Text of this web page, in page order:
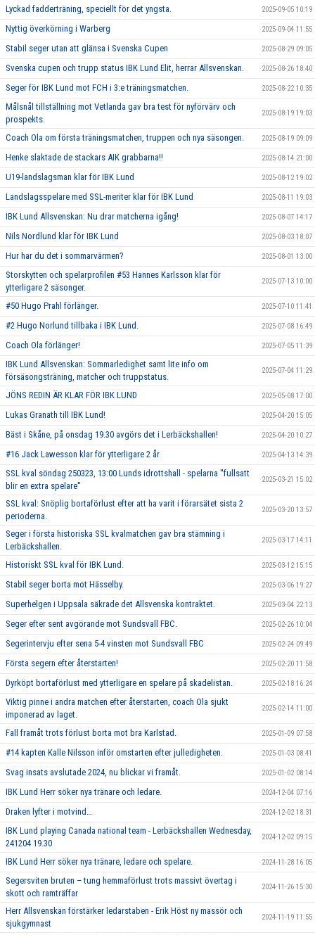
Lyckad fadderträning, speciellt för det yngsta. 2025-09-05 10:19
Nyttig överkörning i Warberg 2025-09-04 11:55
Stabil seger utan att glänsa i Svenska Cupen 2025-08-29 09:05
Svenska cupen och trupp status IBK Lund Elit, herrar Allsvenskan. 2025-08-26 18:40
Seger för IBK Lund mot FCH i 3:e träningsmatchen. 2025-08-22 10:35
Målsnål tillställning mot Vetlanda gav bra test för nyförvärv och
prospekts.
2025-08-19 19:03
Coach Ola om första träningsmatchen, truppen och nya säsongen. 2025-08-19 09:09
Henke slaktade de stackars AIK grabbarna!! 2025-08-14 21:00
U19-landslagsman klar för IBK Lund 2025-08-12 19:02
Landslagsspelare med SSL-meriter klar för IBK Lund 2025-08-11 19:03
IBK Lund Allsvenskan: Nu drar matcherna igång! 2025-08-07 14:17
Nils Nordlund klar för IBK Lund 2025-08-03 18:07
Hur har du det i sommarvärmen? 2025-08-01 13:00
Storskytten och spelarprofilen #53 Hannes Karlsson klar för
ytterligare 2 säsonger.
2025-07-13 10:00
#50 Hugo Prahl förlänger. 2025-07-10 11:41
#2 Hugo Norlund tillbaka i IBK Lund. 2025-07-08 16:49
Coach Ola förlänger! 2025-07-05 11:39
IBK Lund Allsvenskan: Sommarledighet samt lite info om
försäsongsträning, matcher och truppstatus.
2025-07-04 11:29
JÖNS REDIN ÄR KLAR FÖR IBK LUND 2025-05-08 17:00
Lukas Granath till IBK Lund! 2025-04-20 15:05
Bäst i Skåne, på onsdag 19.30 avgörs det i Lerbäckshallen! 2025-04-20 10:27
#16 Jack Lawesson klar för ytterligare 2 år 2025-04-13 14:39
SSL kval söndag 250323, 13:00 Lunds idrottshall - spelarna ''fullsatt
blir en extra spelare''
2025-03-21 15:02
SSL kval: Snöplig bortaförlust efter att ha varit i förarsätet sista 2
perioderna.
2025-03-20 13:57
Seger i första historiska SSL kvalmatchen gav bra stämning i
Lerbäckshallen.
2025-03-17 14:11
Historiskt SSL kval för IBK Lund. 2025-03-12 15:15
Stabil seger borta mot Hässelby. 2025-03-06 19:27
Superhelgen i Uppsala säkrade det Allsvenska kontraktet. 2025-03-04 22:13
Seger efter sent avgörande mot Sundsvall FBC. 2025-02-26 10:04
Segerintervju efter sena 5-4 vinsten mot Sundsvall FBC 2025-02-24 09:49
Första segern efter återstarten! 2025-02-20 11:58
Dyrköpt bortaförlust med ytterligare en spelare på skadelistan. 2025-02-18 16:24
Viktig pinne i andra matchen efter återstarten, coach Ola sjukt
imponerad av laget.
2025-02-14 11:00
Fall framåt trots förlust borta mot bra Karlstad. 2025-01-09 07:58
#14 kapten Kalle Nilsson inför omstarten efter julledigheten. 2025-01-03 08:41
Svag insats avslutade 2024, nu blickar vi framåt. 2025-01-02 08:14
IBK Lund Herr söker nya tränare och ledare. 2024-12-04 07:16
Draken lyfter i motvind… 2024-12-02 18:31
IBK Lund playing Canada national team - Lerbäckshallen Wednesday,
241204 19.30
2024-12-02 09:15
IBK Lund Herr söker nya tränare, ledare och spelare. 2024-11-28 16:05
Segersviten bruten – tung hemmaförlust trots massivt övertag i
skott och ramträffar
2024-11-26 15:30
Herr Allsvenskan förstärker ledarstaben - Erik Höst ny massör och
sjukgymnast
2024-11-19 11:55